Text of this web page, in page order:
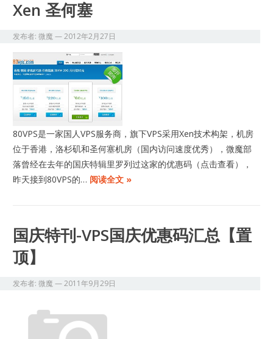
Xen 圣何塞
发布者:微魔 —2012年2月27日
80VPS是一家国人VPS服务商，旗下VPS采用Xen技术构架，机房
位于香港，洛杉矶和圣何塞机房（国内访问速度优秀），微魔部
落曾经在去年的国庆特辑里罗列过这家的优惠码（点击查看），
昨天接到80VPS的… 阅读全文 »
国庆特刊-VPS国庆优惠码汇总【置
顶】
发布者:微魔 —2011年9月29日